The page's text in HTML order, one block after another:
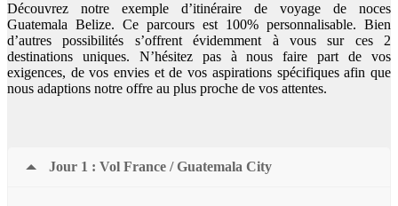
Découvrez notre exemple d’itinéraire de voyage de noces
Guatemala Belize. Ce parcours est 100% personnalisable. Bien
d’autres possibilités s’offrent évidemment à vous sur ces 2
destinations uniques. N’hésitez pas à nous faire part de vos
exigences, de vos envies et de vos aspirations spécifiques afin que
nous adaptions notre offre au plus proche de vos attentes.
Jour 1 : Vol France / Guatemala City